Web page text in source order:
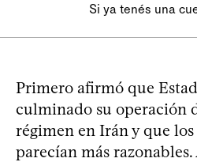
Si ya tenés una
Primero afirmó que
culminado su operación
régimen en Irán y que
parecían más